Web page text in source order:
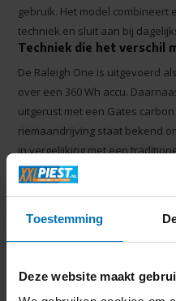
Toestemming
Deze website maakt
gebruik. Het model
techniek en sluit aan bij
Techniek die het verschil
De Raleigh One is uitgevoerd
over een 360 Wh accu.
uitgerust met een Gates
riemaandrijving staat bekend
in vergelijking met een
techniek en eenvoud maakt de
Wie kiest voor een Raleigh e-
One is geschikt voor woon-